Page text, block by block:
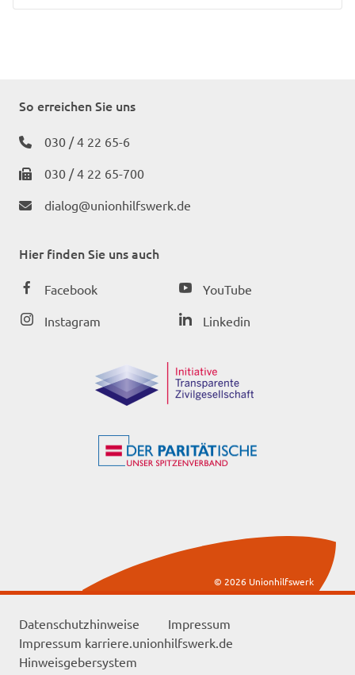
So erreichen Sie uns
030 / 4 22 65-6
030 / 4 22 65-700
dialog@unionhilfswerk.de
Hier finden Sie uns auch
Facebook
Instagram
YouTube
Linkedin
© 2026 Unionhilfswerk
Datenschutzhinweise
Impressum
Impressum karriere.unionhilfswerk.de
Hinweisgebersystem